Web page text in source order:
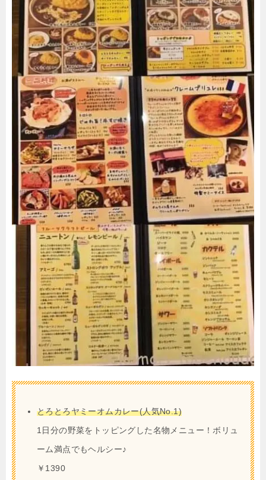
とろとろヤミーオムカレー(人気No.1)
1日分の野菜をトッピングした名物メニュー！ボリュ
ーム満点でもヘルシー♪
￥1390